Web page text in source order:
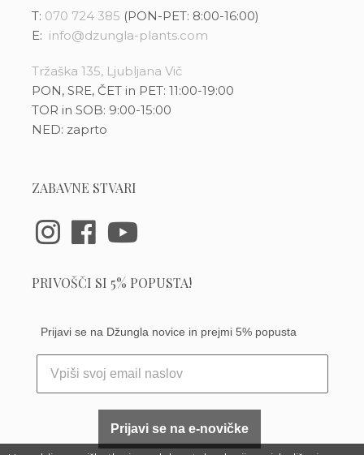
T: 070 724 385 (PON-PET: 8:00-16:00)
E: info@dzungla-plants.com
Tržaška 135, Ljubljana Vič
PON, SRE, ČET in PET: 11:00-19:00
TOR in SOB: 9:00-15:00
NED: zaprto
ZABAVNE STVARI
PRIVOŠČI SI 5% POPUSTA!
Prijavi se na Džungla novice in prejmi 5% popusta
Prijavi se na e-novičke